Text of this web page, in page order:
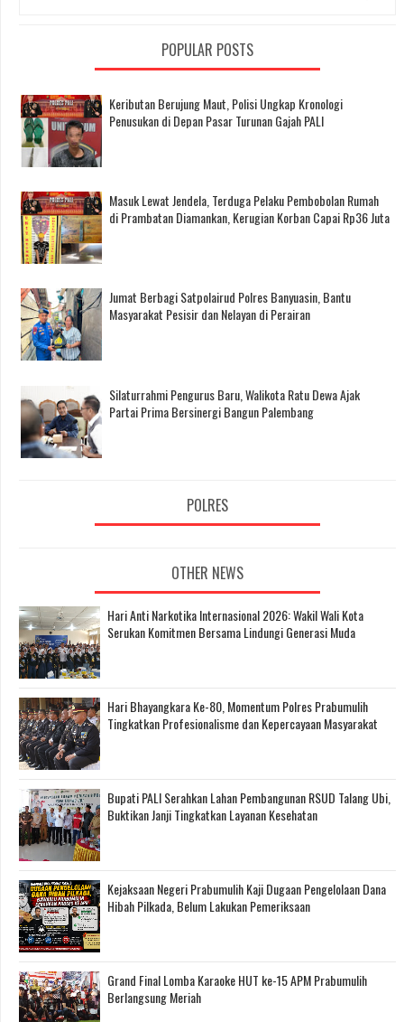
POPULAR POSTS
Keributan Berujung Maut, Polisi Ungkap Kronologi
Penusukan di Depan Pasar Turunan Gajah PALI
Masuk Lewat Jendela, Terduga Pelaku Pembobolan Rumah
di Prambatan Diamankan, Kerugian Korban Capai Rp36 Juta
Jumat Berbagi Satpolairud Polres Banyuasin, Bantu
Masyarakat Pesisir dan Nelayan di Perairan
Silaturrahmi Pengurus Baru, Walikota Ratu Dewa Ajak
Partai Prima Bersinergi Bangun Palembang
POLRES
OTHER NEWS
Hari Anti Narkotika Internasional 2026: Wakil Wali Kota
Serukan Komitmen Bersama Lindungi Generasi Muda
Hari Bhayangkara Ke-80, Momentum Polres Prabumulih
Tingkatkan Profesionalisme dan Kepercayaan Masyarakat
Bupati PALI Serahkan Lahan Pembangunan RSUD Talang Ubi,
Buktikan Janji Tingkatkan Layanan Kesehatan
Kejaksaan Negeri Prabumulih Kaji Dugaan Pengelolaan Dana
Hibah Pilkada, Belum Lakukan Pemeriksaan
Grand Final Lomba Karaoke HUT ke-15 APM Prabumulih
Berlangsung Meriah